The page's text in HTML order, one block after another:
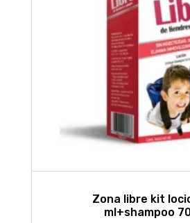
Zona libre kit
ml+shampoo